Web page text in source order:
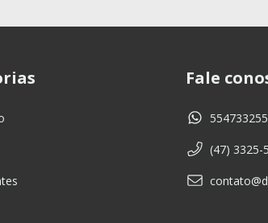
Fale
(47) 3325-